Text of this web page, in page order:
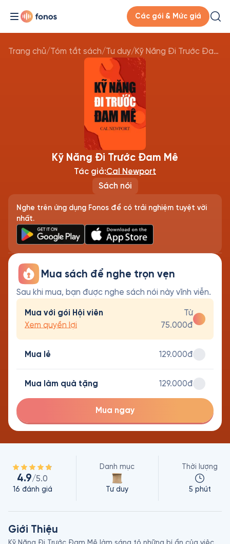
Các gói & Mức giá
Trang chủ/Tóm tắt sách/Tư duy/ Kỹ Năng Đi Trước Đam Mê
Sách nói
Kỹ Năng Đi Trước Đam Mê
Tác giả:Cal Newport
Nghe trên ứng dụng Fonos để có trải nghiệm tuyệt vời
nhất.
Mua sách để nghe trọn vẹn
Sau khi mua, bạn được nghe sách nói này vĩnh viễn.
Mua với gói Hội viên
Xem quyền lợi
Từ
75.000đ
Mua lẻ 129.000đ
Mua làm quà tặng 129.000đ
Mua ngay
4.9/5.0
16 đánh giá
Danh mục
Tư duy
Thời lượng
5 phút
Giới Thiệu